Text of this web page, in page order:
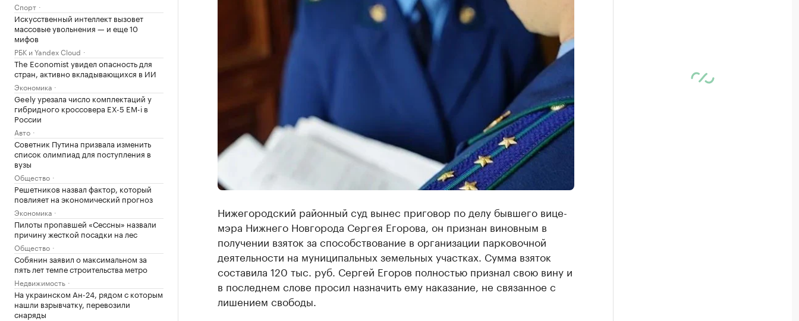
Спорт
Искусственный интеллект вызовет
массовые увольнения — и еще 10
мифов
РБК и Yandex Cloud
The Economist увидел опасность для
стран, активно вкладывающихся в ИИ
Экономика
Geely урезала число комплектаций у
гибридного кроссовера EX-5 EM-i в
России
Авто
Советник Путина призвала изменить
список олимпиад для поступления в
вузы
Общество
Решетников назвал фактор, который
повлияет на экономический прогноз
Экономика
Пилоты пропавшей «Сессны» назвали
причину жесткой посадки на лес
Общество
Собянин заявил о максимальном за
пять лет темпе строительства метро
Недвижимость
На украинском Ан-24, рядом с которым
нашли взрывчатку, перевозили
снаряды
Нижегородский районный суд вынес приговор по делу бывшего вице-
мэра Нижнего Новгорода Сергея Егорова, он признан виновным в
получении взяток за способствование в организации парковочной
деятельности на муниципальных земельных участках. Сумма взяток
составила 120 тыс. руб. Сергей Егоров полностью признал свою вину и
в последнем слове просил назначить ему наказание, не связанное с
лишением свободы.